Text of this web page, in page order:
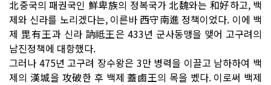
北중국의 패권국인 鮮卑族의 정복국가 北魏와는 和好하고, 백
제와 신라를 노리겠다는, 이른바 西守南進 정책이었다. 이에 백
제 毘有王과 신라 訥祗王은 433년 군사동맹을 맺어 고구려의
남진정책에 대항했다.
그러나 475년 고구려 장수왕은 3만 병력을 이끌고 남하하여 백
제의 漢城을 攻破한 후 백제 蓋鹵王의 목을 벴다. 이로써 백제